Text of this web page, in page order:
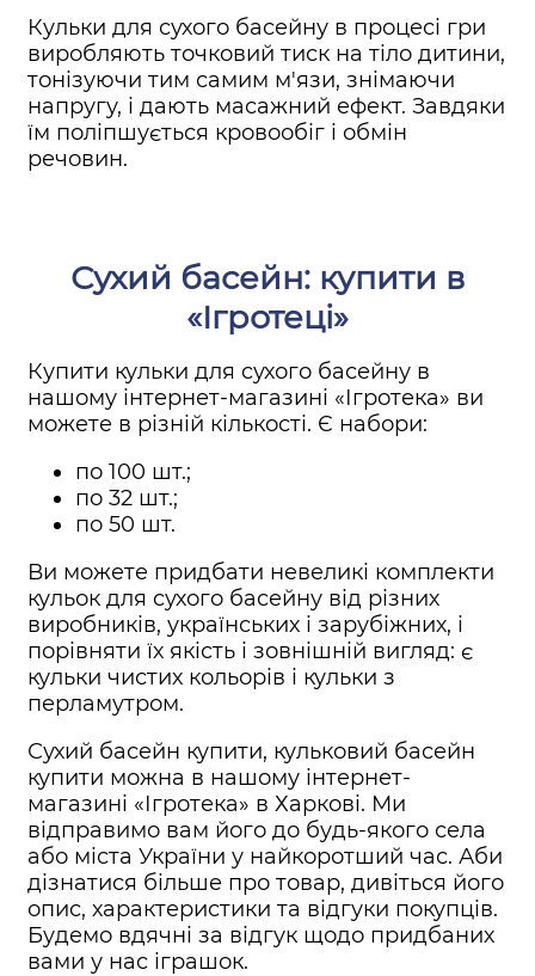
Кульки для сухого басейну в процесі гри
виробляють точковий тиск на тіло дитини,
тонізуючи тим самим м'язи, знімаючи
напругу, і дають масажний ефект. Завдяки
їм поліпшується кровообіг і обмін
речовин.
Сухий басейн: купити в
«Ігротеці»
Купити кульки для сухого басейну в
нашому інтернет-магазині «Ігротека» ви
можете в різній кількості. Є набори:
по 100 шт.;
по 32 шт.;
по 50 шт.
Ви можете придбати невеликі комплекти
кульок для сухого басейну від різних
виробників, українських і зарубіжних, і
порівняти їх якість і зовнішній вигляд: є
кульки чистих кольорів і кульки з
перламутром.
Сухий басейн купити, кульковий басейн
купити можна в нашому інтернет-
магазині «Ігротека» в Харкові. Ми
відправимо вам його до будь-якого села
або міста України у найкоротший час. Аби
дізнатися більше про товар, дивіться його
опис, характеристики та відгуки покупців.
Будемо вдячні за відгук щодо придбаних
вами у нас іграшок.